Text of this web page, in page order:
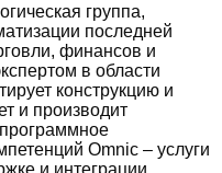
группа,
последней
финансов и
в области
конструкцию и
и производит
Omnic – услуги
и интеграции